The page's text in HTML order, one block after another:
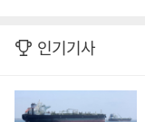
인기기사